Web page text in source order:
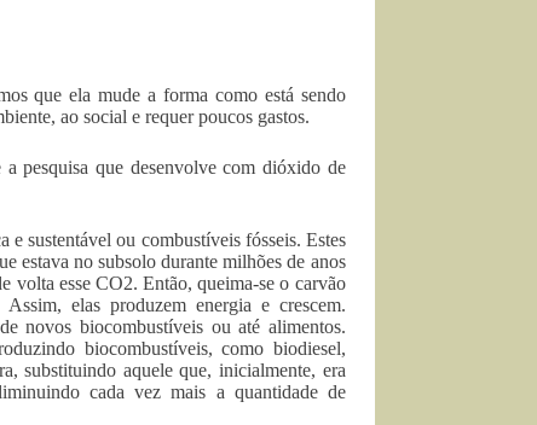
que ela mude a forma como está sendo
ao social e requer poucos gastos.
pesquisa que desenvolve com dióxido de
sustentável ou combustíveis fósseis. Estes
estava no subsolo durante milhões de anos
volta esse CO2. Então, queima-se o carvão
elas produzem energia e crescem.
novos biocombustíveis ou até alimentos.
biocombustíveis, como biodiesel,
substituindo aquele que, inicialmente, era
cada vez mais a quantidade de